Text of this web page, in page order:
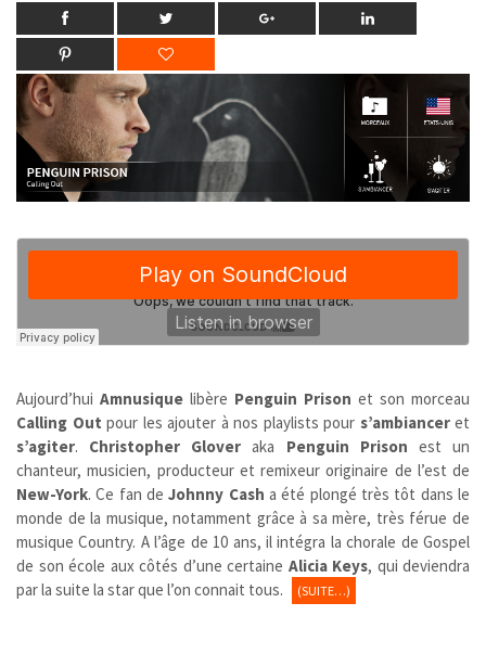
Aujourd’hui Amnusique libère Penguin Prison et son morceau
Calling Out pour les ajouter à nos playlists pour s’ambianceret
s’agiter. Christopher Glover aka Penguin Prison est un
chanteur, musicien, producteur et remixeur originaire de l’est de
New-York. Ce fan deJohnny Cash a été plongé très tôt dans le
monde de la musique, notamment grâce à sa mère, très férue de
musique Country. A l’âge de 10 ans, il intégra la chorale de Gospel
de son école aux côtés d’une certaine Alicia Keys, qui deviendra
par la suite la star que l’on connait tous.
(SUITE…)